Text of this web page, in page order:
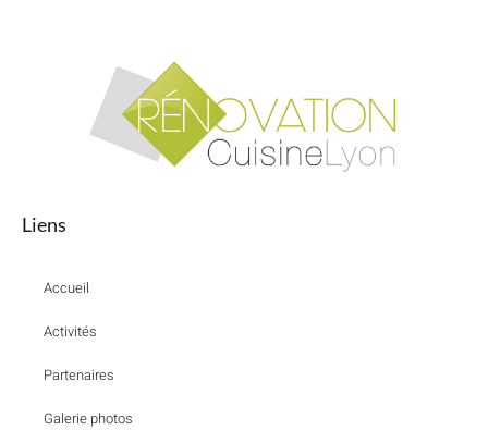
Liens
Accueil
Activités
Partenaires
Galerie photos